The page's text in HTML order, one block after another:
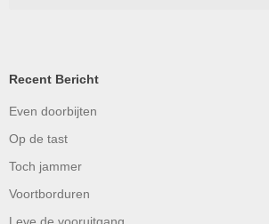
Recent Bericht
Even doorbijten
Op de tast
Toch jammer
Voortborduren